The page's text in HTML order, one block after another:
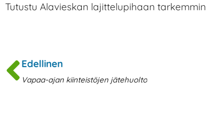
Tutustu Alavieskan lajittelupihaan tarkemmin
Prev
Edellinen
Vapaa-ajan kiinteistöjen jätehuolto